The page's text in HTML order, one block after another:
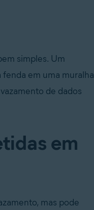
simples. Um
em uma muralha
de dados
em
mas pode